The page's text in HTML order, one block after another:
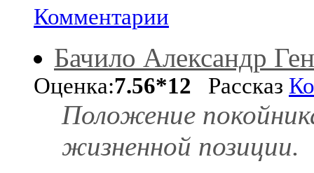
Комментарии
Бачило Александр
Оценка:7.56*12 Рассказ
Положение
жизненной позиции.